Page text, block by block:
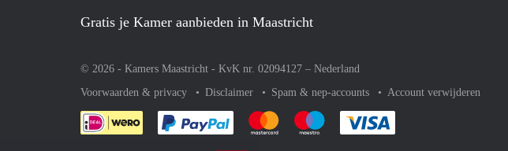
Gratis je Kamer aanbieden in Maastricht
© 2026 - Kamers Maastricht - KvK nr. 02094127 – Nederland
Voorwaarden & privacy
Disclaimer Spam & nep-accounts Account verwijderen
Je rekent gemakkelijk af met Paypal
Je rekent gemakkelijk af met Mastercard
Je rekent gemakkelijk af met Meastro